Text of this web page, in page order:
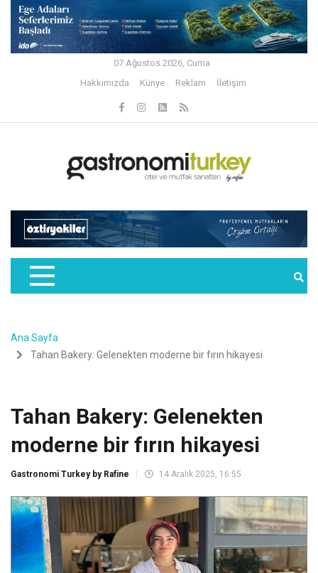
07 Ağustos 2026, Cuma
Hakkımızda
Künye Reklam İletişim
Ana Sayfa
Tahan Bakery: Gelenekten moderne bir fırın hikayesi
Tahan Bakery: Gelenekten
moderne bir fırın hikayesi
Gastronomi Turkey by Rafine 14 Aralık 2025, 16:55